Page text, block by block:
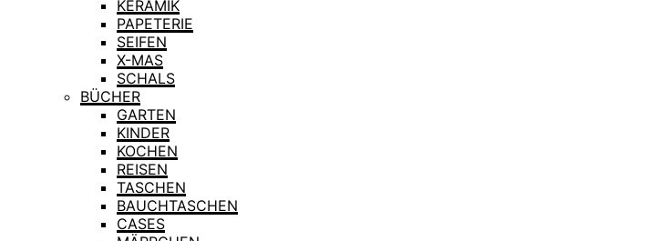
KERAMIK
PAPETERIE
SEIFEN
X-MAS
SCHALS
BÜCHER
GARTEN
KINDER
KOCHEN
REISEN
TASCHEN
BAUCHTASCHEN
CASES